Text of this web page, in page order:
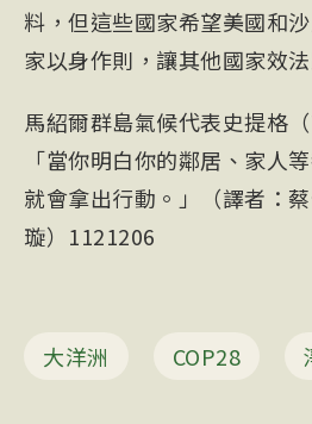
料，但這些國家希望美國和
家以身作則，讓其他國家效法
馬紹爾群島氣候代表史提格
「當你明白你的鄰居、家人
就會拿出行動。」（譯者：
璇）1121206
大洋洲 COP28